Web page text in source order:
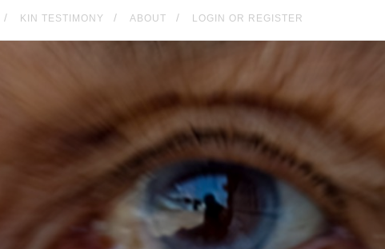
KIN TESTIMONY ABOUT LOGIN OR REGISTER